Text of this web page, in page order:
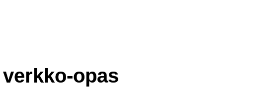
opas